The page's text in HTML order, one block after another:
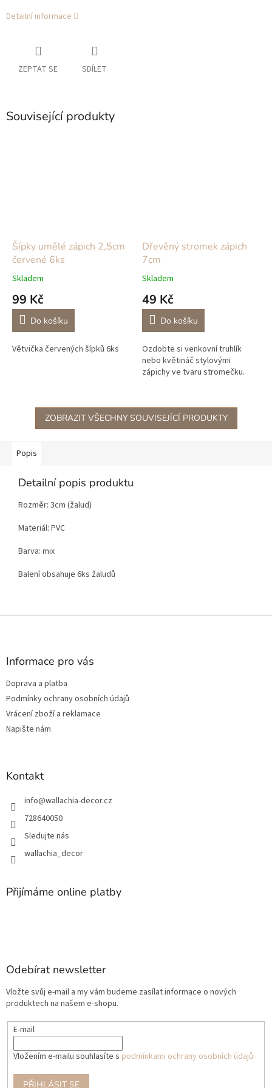
Detailní informace
ZEPTAT SE SDÍLET
Související produkty
Šípky umělé zápich 2,5cm
červené 6ks
Skladem
99 Kč
Do košíku
Větvička červených šípků 6ks
Dřevěný stromek zápich
7cm
Skladem
49 Kč
Do košíku
Ozdobte si venkovní truhlík
nebo květináč stylovými
zápichy ve tvaru stromečku.
ZOBRAZIT VŠECHNY SOUVISEJÍCÍ PRODUKTY
Popis
Detailní popis produktu
Rozměr: 3cm (žalud)
Materiál: PVC
Barva: mix
Balení obsahuje 6ks žaludů
Z
Informace pro vás
Doprava a platba
Podmínky ochrany osobních údajů
Vrácení zboží a reklamace
Napište nám
Kontakt
info@wallachia-decor.cz
728640050
Sledujte nás
wallachia_decor
Přijímáme online platby
Odebírat newsletter
Vložte svůj e-mail a my vám budeme zasílat informace o nových
produktech na našem e-shopu.
E-mail
Vložením e-mailu souhlasíte s podmínkami ochrany osobních údajů
PŘIHLÁSIT SE